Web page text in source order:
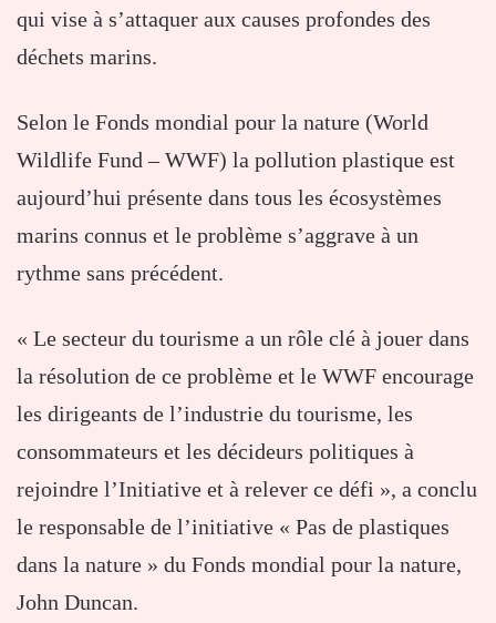
qui vise à s’attaquer aux causes profondes des
déchets marins.
Selon le Fonds mondial pour la nature (World
Wildlife Fund – WWF) la pollution plastique est
aujourd’hui présente dans tous les écosystèmes
marins connus et le problème s’aggrave à un
rythme sans précédent.
« Le secteur du tourisme a un rôle clé à jouer dans
la résolution de ce problème et le WWF encourage
les dirigeants de l’industrie du tourisme, les
consommateurs et les décideurs politiques à
rejoindre l’Initiative et à relever ce défi », a conclu
le responsable de l’initiative « Pas de plastiques
dans la nature » du Fonds mondial pour la nature,
John Duncan.